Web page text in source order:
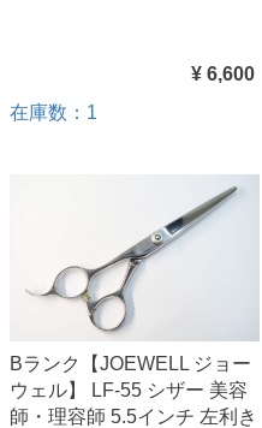
¥ 6,600
在庫数：1
Bランク【JOEWELL ジョー
ウェル】 LF-55 シザー 美容
師・理容師 5.5インチ 左利き